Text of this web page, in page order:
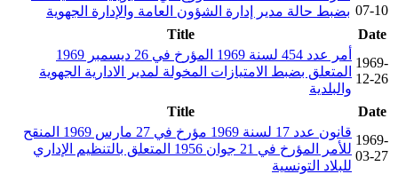
07-10 بضبط حالة مدير إدارة الشؤون العامة والإدارة الجهوية
Date
Title
1969-
12-26
أمر عدد 454 لسنة 1969 المؤرخ في 26 ديسمبر 1969
المتعلق بضبط الامتيازات المخولة لمدير الادارية الجهوية
والبلدية
Date
Title
1969-
03-27
قانون عدد 17 لسنة 1969 مؤرخ في 27 مارس 1969 المنقح
للأمر المؤرخ في 21 جوان 1956 المتعلق بالتنظيم الإداري
للبلاد التونسية